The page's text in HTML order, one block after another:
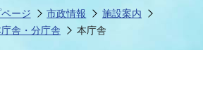
ページ 市政情報
施設案内
舎・分庁舎 本庁舎